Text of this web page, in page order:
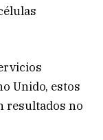
Unido, estos
resultados no